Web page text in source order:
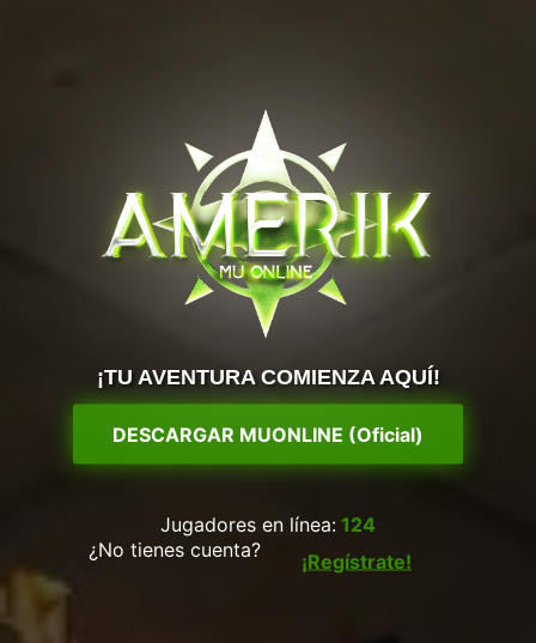
¡TU AVENTURA COMIENZA AQUÍ!
DESCARGAR MUONLINE (Oficial)
Jugadores en línea: 124
¿No tienes cuenta?
¡Regístrate!